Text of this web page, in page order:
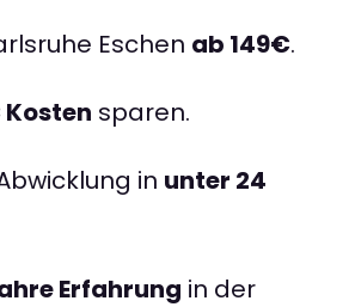
Eschen ab 149€.
Kosten sparen.
in unter 24
Erfahrung in der